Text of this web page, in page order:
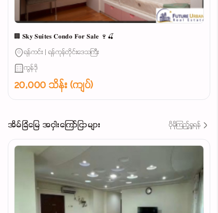
🏢 𝐒𝐤𝐲 𝐒𝐮𝐢𝐭𝐞𝐬 𝐂𝐨𝐧𝐝𝐨 𝐅𝐨𝐫 𝐒𝐚𝐥𝐞 🍷🍒
ရန်ကင်း | ရန်ကုန်တိုင်းဒေသကြီး
ကွန်ဒို
20,000 သိန်း (ကျပ်)
အိမ်ခြံမြေ အငှါးကြော်ငြာများ ပိုမိုကြည့်ရှုရန်